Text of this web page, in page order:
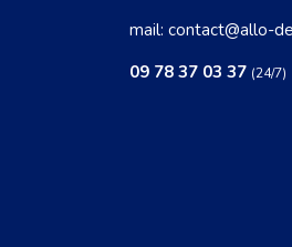
mail: contact@allo-
09 78 37 03 37 (24/7)